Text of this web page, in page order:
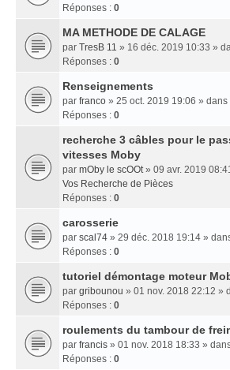
Réponses : 0
MA METHODE DE CALAGE
par TresB 11 » 16 déc. 2019 10:33 »
Réponses : 0
Renseignements
par franco » 25 oct. 2019 19:06 » dans
Réponses : 0
recherche 3 câbles pour le
vitesses Moby
par mOby le scOOt» 09 avr. 2019
Vos Recherche de Pièces
Réponses : 0
carosserie
par scal74 » 29 déc. 2018 19:14 »
Réponses : 0
tutoriel démontage moteur
par gribounou » 01 nov. 2018 22:12 »
Réponses : 0
roulements du tambour de
par francis » 01 nov. 2018 18:33 »
Réponses : 0